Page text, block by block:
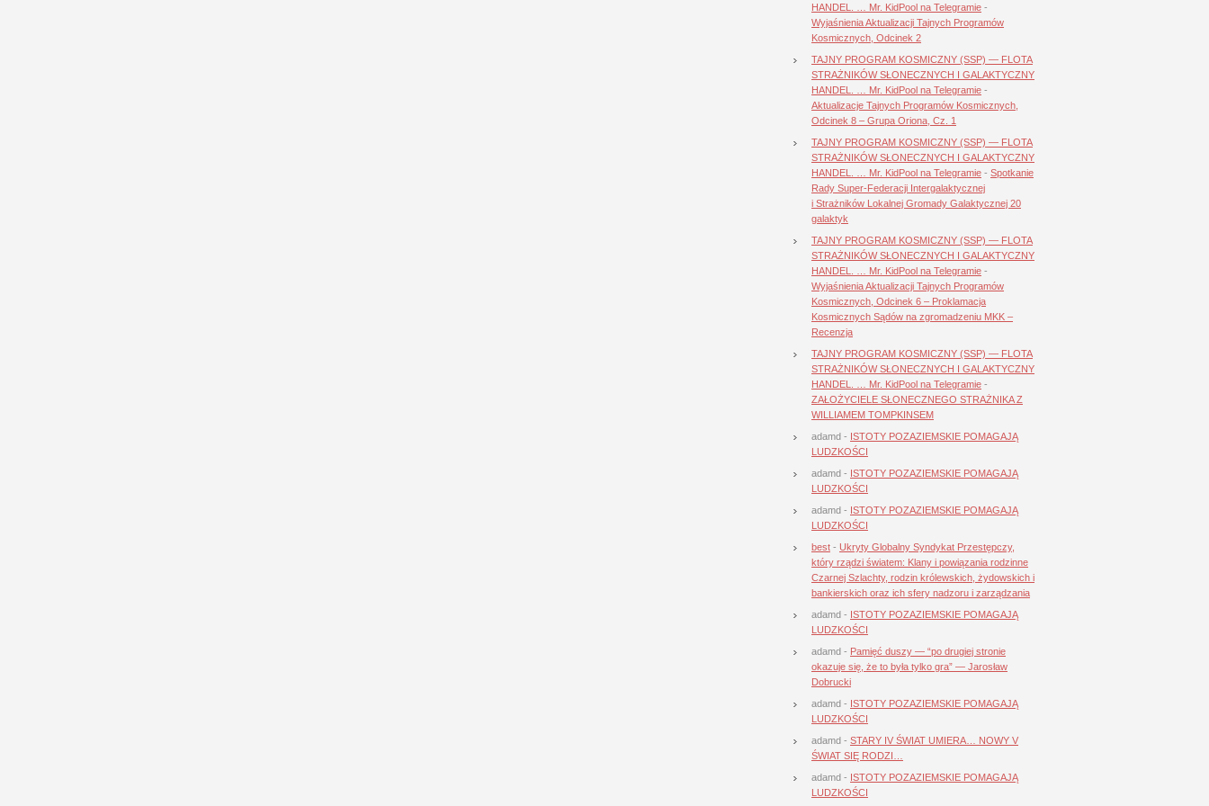
HANDEL. … Mr. KidPool na Telegramie -
Wyjaśnienia Aktualizacji Tajnych Programów
Kosmicznych, Odcinek 2
TAJNY PROGRAM KOSMICZNY (SSP) — FLOTA
STRAŻNIKÓW SŁONECZNYCH I GALAKTYCZNY
HANDEL. … Mr. KidPool na Telegramie -
Aktualizacje Tajnych Programów Kosmicznych,
Odcinek 8 – Grupa Oriona, Cz. 1
TAJNY PROGRAM KOSMICZNY (SSP) — FLOTA
STRAŻNIKÓW SŁONECZNYCH I GALAKTYCZNY
HANDEL. … Mr. KidPool na Telegramie - Spotkanie
Rady Super-Federacji Intergalaktycznej
i Strażników Lokalnej Gromady Galaktycznej 20
galaktyk
TAJNY PROGRAM KOSMICZNY (SSP) — FLOTA
STRAŻNIKÓW SŁONECZNYCH I GALAKTYCZNY
HANDEL. … Mr. KidPool na Telegramie -
Wyjaśnienia Aktualizacji Tajnych Programów
Kosmicznych, Odcinek 6 – Proklamacja
Kosmicznych Sądów na zgromadzeniu MKK –
Recenzja
TAJNY PROGRAM KOSMICZNY (SSP) — FLOTA
STRAŻNIKÓW SŁONECZNYCH I GALAKTYCZNY
HANDEL. … Mr. KidPool na Telegramie -
ZAŁOŻYCIELE SŁONECZNEGO STRAŻNIKA Z
WILLIAMEM TOMPKINSEM
adamd - ISTOTY POZAZIEMSKIE POMAGAJĄ
LUDZKOŚCI
adamd - ISTOTY POZAZIEMSKIE POMAGAJĄ
LUDZKOŚCI
adamd - ISTOTY POZAZIEMSKIE POMAGAJĄ
LUDZKOŚCI
best - Ukryty Globalny Syndykat Przestępczy,
który rządzi światem: Klany i powiązania rodzinne
Czarnej Szlachty, rodzin królewskich, żydowskich i
bankierskich oraz ich sfery nadzoru i zarządzania
adamd - ISTOTY POZAZIEMSKIE POMAGAJĄ
LUDZKOŚCI
adamd - Pamięć duszy — “po drugiej stronie
okazuje się, że to była tylko gra” — Jarosław
Dobrucki
adamd - ISTOTY POZAZIEMSKIE POMAGAJĄ
LUDZKOŚCI
adamd - STARY IV ŚWIAT UMIERA… NOWY V
ŚWIAT SIĘ RODZI…
adamd - ISTOTY POZAZIEMSKIE POMAGAJĄ
LUDZKOŚCI